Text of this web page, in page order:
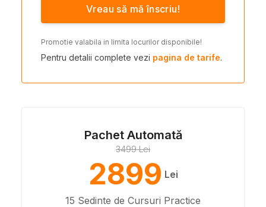
Vreau să mă înscriu!
Promotie valabila in limita locurilor disponibile!
Pentru detalii complete vezi pagina de tarife.
Pachet Automată
3499 Lei
2899 Lei
15 Sedinte de Cursuri Practice